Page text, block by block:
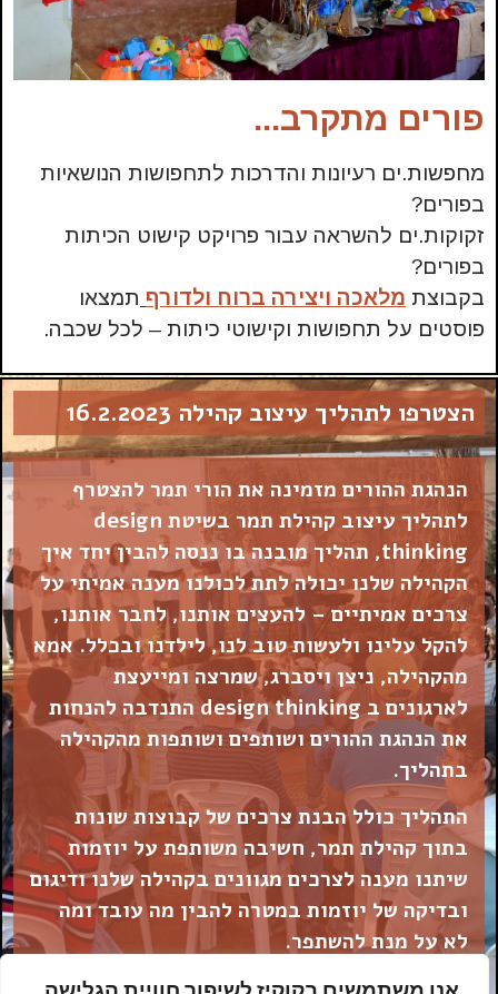
פורים מתקרב...
מחפשות.ים רעיונות והדרכות לתחפושות הנושאיות
בפורים?
זקוקות.ים להשראה עבור פרויקט קישוט הכיתות
בפורים?
בקבוצת מלאכה ויצירה ברוח ולדורף תמצאו
פוסטים על תחפושות וקישוטי כיתות – לכל שכבה.
הצטרפו לתהליך עיצוב קהילה 16.2.2023
הנהגת ההורים מזמינה את הורי תמר להצטרף
לתהליך עיצוב קהילת תמר בשיטת design
thinking, תהליך מובנה בו ננסה להבין יחד איך
הקהילה שלנו יכולה לתת לכולנו מענה אמיתי על
צרכים אמיתיים – להעצים אותנו, לחבר אותנו,
להקל עלינו ולעשות טוב לנו, לילדנו ובכלל. אמא
מהקהילה, ניצן ויסברג, שמרצה ומייעצת
לארגונים ב design thinking התנדבה להנחות
את הנהגת ההורים ושותפים ושותפות מהקהילה
בתהליך.
התהליך כולל הבנת צרכים של קבוצות שונות
בתוך קהילת תמר, חשיבה משותפת על יוזמות
שיתנו מענה לצרכים מגוונים בקהילה שלנו ודיגום
ובדיקה של יוזמות במטרה להבין מה עובד ומה
לא על מנת להשתפר.